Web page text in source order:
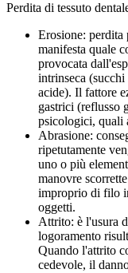
Perdita di tessuto
Erosione: perdita
manifesta quale
provocata
intrinseca (succhi
acide). Il fattore
gastrici (reflusso
psicologici, quali
Abrasione:
ripetutamente
uno o più
manovre
improprio di filo
oggetti.
Attrito: è l'usura
logoramento
Quando l'attrito
cedevole, il